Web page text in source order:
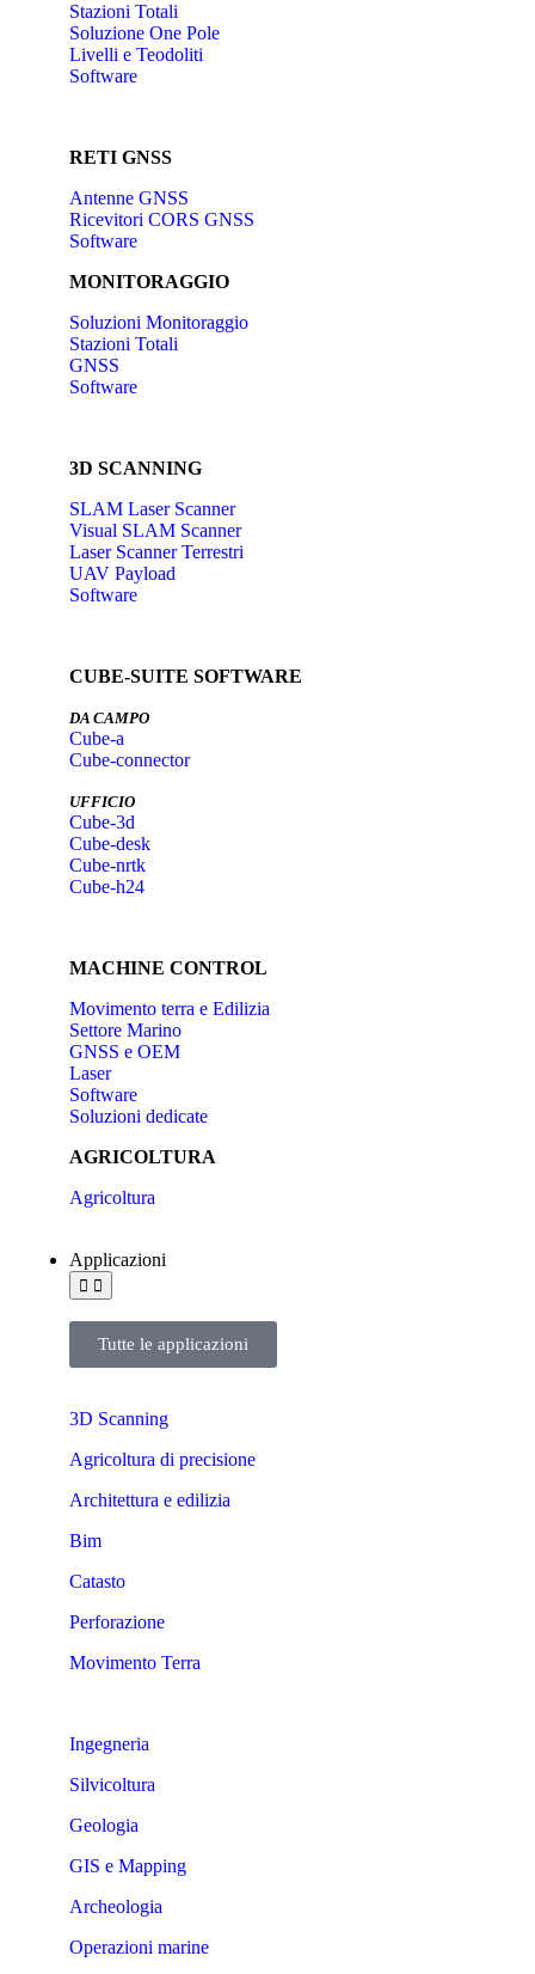
Stazioni Totali
Soluzione One Pole
Livelli e Teodoliti
Software
RETI GNSS
Antenne GNSS
Ricevitori CORS GNSS
Software
MONITORAGGIO
Soluzioni Monitoraggio
Stazioni Totali
GNSS
Software
3D SCANNING
SLAM Laser Scanner
Visual SLAM Scanner
Laser Scanner Terrestri
UAV Payload
Software
CUBE-SUITE SOFTWARE
DA CAMPO
Cube-a
Cube-connector
UFFICIO
Cube-3d
Cube-desk
Cube-nrtk
Cube-h24
MACHINE CONTROL
Movimento terra e Edilizia
Settore Marino
GNSS e OEM
Laser
Software
Soluzioni dedicate
AGRICOLTURA
Agricoltura
Applicazioni
Tutte le applicazioni
3D Scanning
Agricoltura di precisione
Architettura e edilizia
Bim
Catasto
Perforazione
Movimento Terra
Ingegneria
Silvicoltura
Geologia
GIS e Mapping
Archeologia
Operazioni marine